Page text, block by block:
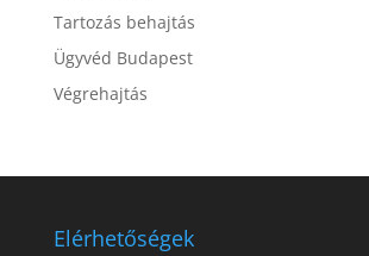
Tartozás behajtás
Ügyvéd Budapest
Végrehajtás
Elérhetőségek